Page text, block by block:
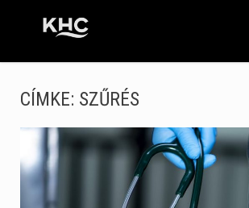
CÍMKE: SZŰRÉS